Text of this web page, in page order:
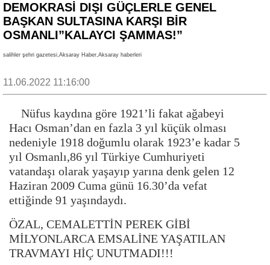
DEMOKRASİ DIŞI GÜÇLERLE GENEL
BAŞKAN SULTASINA KARŞI BİR
OSMANLI”KALAYCI ŞAMMAS!”
salihler şehri gazetesi,Aksaray Haber,Aksaray haberleri
11.06.2022 11:16:00
Nüfus kaydına göre 1921’li fakat ağabeyi
Hacı Osman’dan en fazla 3 yıl küçük olması
nedeniyle 1918 doğumlu olarak 1923’e kadar 5
yıl Osmanlı,86 yıl Türkiye Cumhuriyeti
vatandaşı olarak yaşayıp yarına denk gelen 12
Haziran 2009 Cuma günü 16.30’da vefat
ettiğinde 91 yaşındaydı.
ÖZAL, CEMALETTİN PEREK GİBİ
MİLYONLARCA EMSALİNE YAŞATILAN
TRAVMAYI HİÇ UNUTMADI!!!